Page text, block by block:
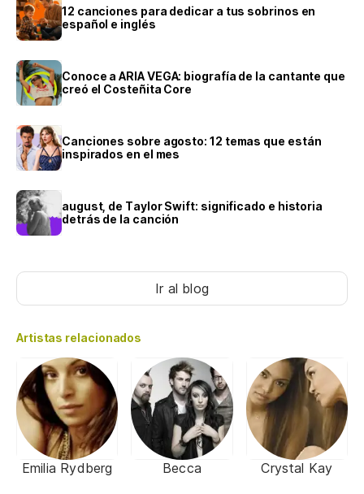
12 canciones para dedicar a tus sobrinos en
español e inglés
Conoce a ARIA VEGA: biografía de la cantante que
creó el Costeñita Core
Canciones sobre agosto: 12 temas que están
inspirados en el mes
august, de Taylor Swift: significado e historia
detrás de la canción
Ir al blog
Artistas relacionados
Emilia Rydberg Becca Crystal Kay